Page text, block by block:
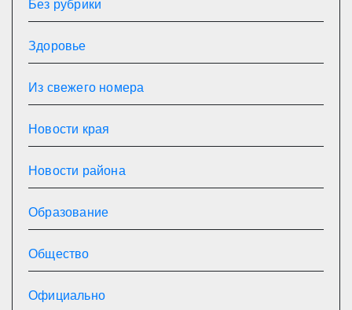
Без рубрики
Здоровье
Из свежего номера
Новости края
Новости района
Образование
Общество
Официально